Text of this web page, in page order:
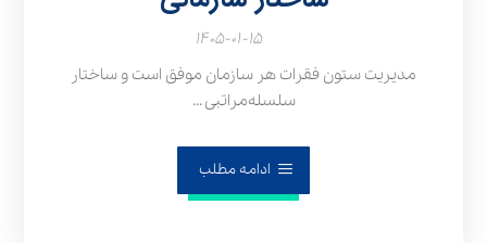
۱۴۰۵-۰۱-۱۵
مدیریت ستون فقرات هر سازمان موفق است و ساختار
سلسله‌مراتبی ...
ادامه مطلب